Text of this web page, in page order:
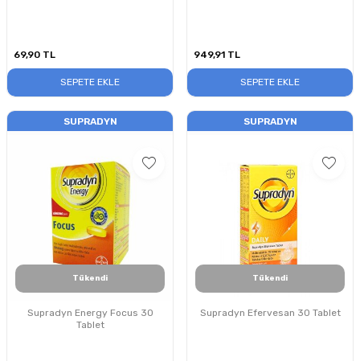
69,90 TL
SEPETE EKLE
949,91 TL
SEPETE EKLE
SUPRADYN
Tükendi
Supradyn Energy Focus 30
Tablet
SUPRADYN
Tükendi
Supradyn Efervesan 30 Tablet